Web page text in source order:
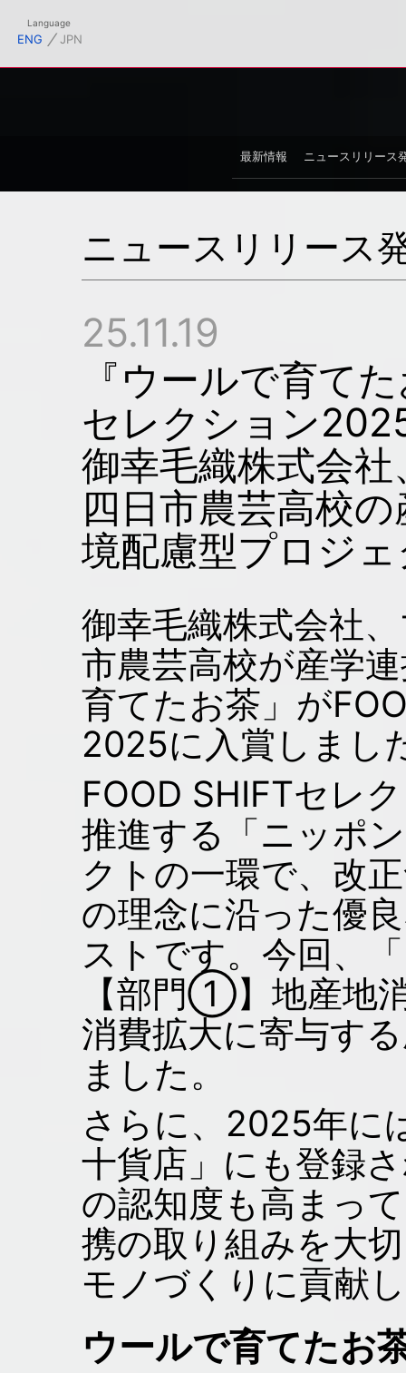
Language
ENG ⁄ JPN
ィシャルサイト
最新情報 ニュースリリース
ニュースリリース
25.11.19
『ウールで育て
セレクション
御幸毛織株式会
四日市農芸高校
境配慮型プロジ
御幸毛織株式会社
市農芸高校が産学
育てたお茶」が
2025に入賞しまし
FOOD SHIFTセレ
推進する「ニッポ
クトの一環で、改
の理念に沿った優
ストです。今回、
【部門①】地産地
消費拡大に寄与す
ました。
さらに、2025年に
十貨店」にも登録
の認知度も高まっ
携の取り組みを大
モノづくりに貢献
ウールで育てたお